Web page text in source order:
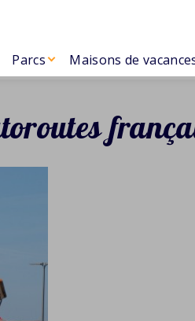
Parcs Maisons de